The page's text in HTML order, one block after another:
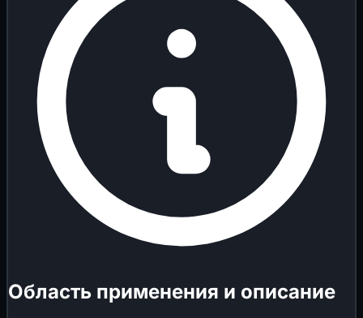
Область применения и описание